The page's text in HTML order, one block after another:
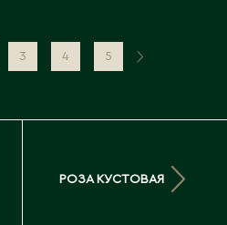
3 4 5
РОЗА КУСТОВАЯ